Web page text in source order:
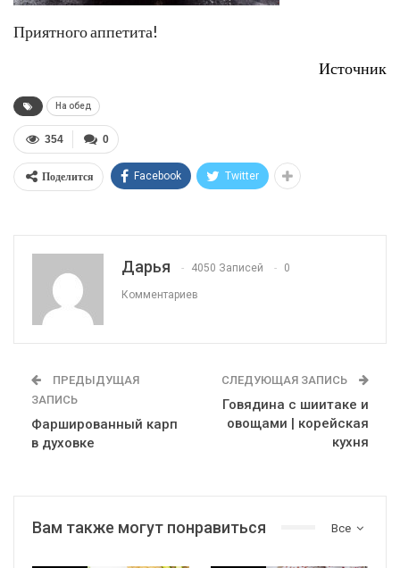
Приятного аппетита!
Источник
На обед
0
354
Поделится Facebook Twitter
Дарья 4050 Записей 0
Комментариев
ПРЕДЫДУЩАЯ
ЗАПИСЬ
Фаршированный карп
в духовке
СЛЕДУЮЩАЯ ЗАПИСЬ
Говядина с шиитаке и
овощами | корейская
кухня
Все
Вам также могут понравиться